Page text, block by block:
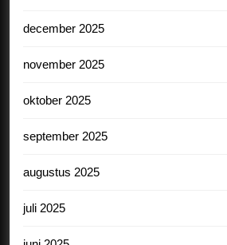
december 2025
november 2025
oktober 2025
september 2025
augustus 2025
juli 2025